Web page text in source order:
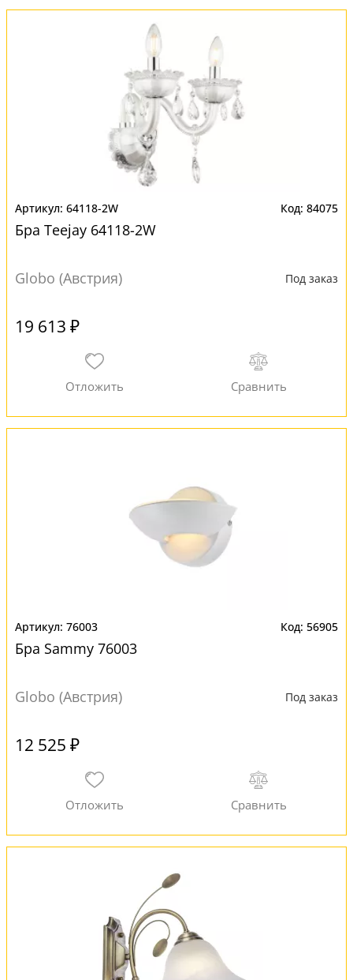
64118-2W 84075
Бра Teejay 64118-2W
Globo (Австрия) Под заказ
19 613 ₽
76003 56905
Бра Sammy 76003
Globo (Австрия) Под заказ
12 525 ₽